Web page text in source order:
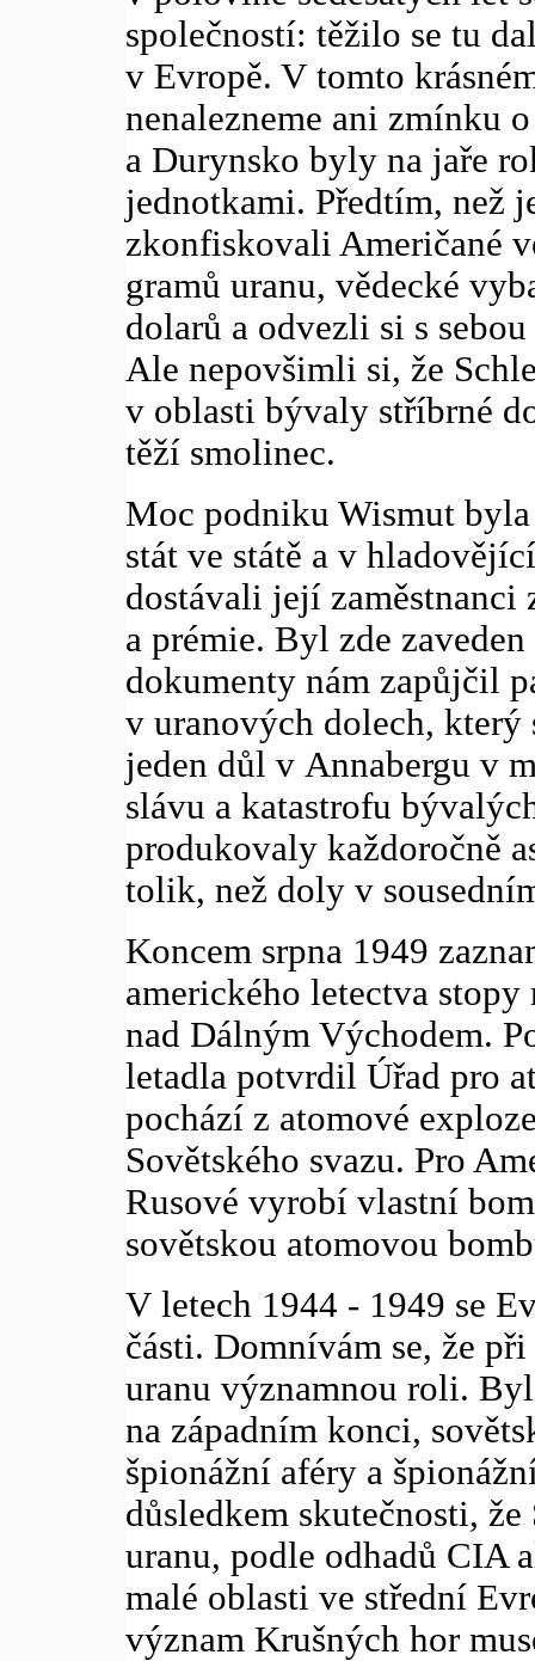
společností: těžilo se tu
v Evropě. V tomto
nenalezneme ani zmínku
a Durynsko byly na jaře
jednotkami. Předtím, než
zkonfiskovali Američané
gramů uranu, vědecké
dolarů a odvezli si s
Ale nepovšimli si, že
v oblasti bývaly stříbrné
těží smolinec.
Moc podniku Wismut
stát ve státě a v
dostávali její
a prémie. Byl zde
dokumenty nám zapůjčil
v uranových dolech, který
jeden důl v Annabergu v
slávu a katastrofu
produkovaly každoročně
tolik, než doly v
Koncem srpna 1949
amerického letectva
nad Dálným Východem.
letadla potvrdil Úřad pro
pochází z atomové
Sovětského svazu. Pro
Rusové vyrobí vlastní
sovětskou atomovou
V letech 1944 - 1949 se
části. Domnívám se, že
uranu významnou roli.
na západním konci,
špionážní aféry a
důsledkem skutečnosti,
uranu, podle odhadů CIA
malé oblasti ve střední
význam Krušných hor